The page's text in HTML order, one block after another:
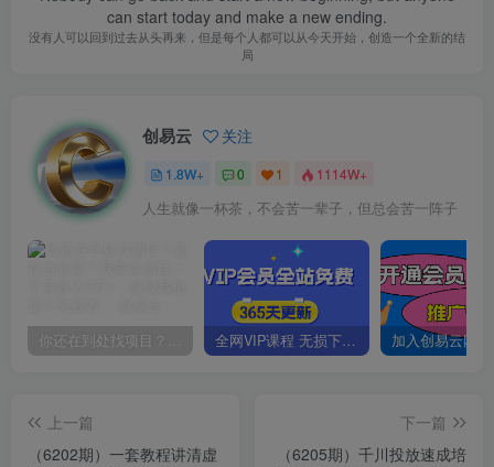
can start today and make a new ending.
没有人可以回到过去从头再来，但是每个人都可以从今天开始，创造一个全新的结
局
创易云 关注
1.8W+ 0 1 1114W+
人生就像一杯茶，不会苦一辈子，但总会苦一阵子
你还在到处找项目？还在当韭菜？我靠卖项目一个月收入5万+，曾经我也是个失败者。 全网VIP课程 无损下载~
上一篇
（6202期）一套教程讲清虚
下一篇
（6205期）千川投放速成培